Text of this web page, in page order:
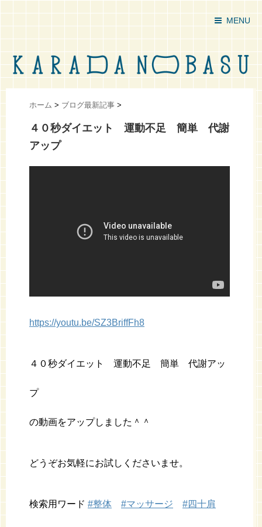
MENU
ホーム > ブログ最新記事 >
４０秒ダイエット 運動不足 簡単 代謝
アップ
https://youtu.be/SZ3BriffFh8
４０秒ダイエット 運動不足 簡単 代謝アッ
プ
の動画をアップしました＾＾
どうぞお気軽にお試しくださいませ。
検索用ワード #整体 #マッサージ #四十肩